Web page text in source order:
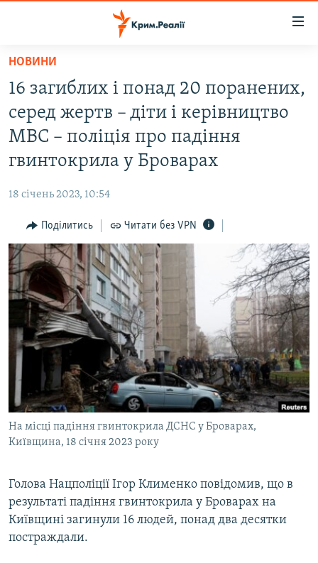
Перейти
основного
матеріалу
Перейти
до
основної
Перейти
пошуку
ВІДЕО ТА ФОТО
ІНТЕРВ'Ю
ВСЕ ЗА ДЕНЬ
СПЕЦПРОЕКТИ
ДЕПОРТАЦІЯ
ВІДЕОУРОКИ «ELIFBE»
СВІДЧЕННЯ ОКУПАЦІЇ
УКРАЇНСЬКА ПРОБЛЕМА КРИМУ
ІНФОГРАФІКА
ЯК ОБІЙТИ БЛОКУВАННЯ
Русский
Qırımtatar
ДОЛУЧАЙСЯ!
НОВИНИ
16 загиблих і понад 20 поранених,
серед жертв – діти і керівництво
МВС – поліція про падіння
гвинтокрила у Броварах
18 січень 2023, 10:54
Поділитись Читати без VPN
На місці падіння гвинтокрила ДСНС у Броварах,
Київщина, 18 січня 2023 року
Голова Нацполіції Ігор Клименко повідомив, що в
результаті падіння гвинтокрила у Броварах на
Київщині загинули 16 людей, понад два десятки
постраждали.